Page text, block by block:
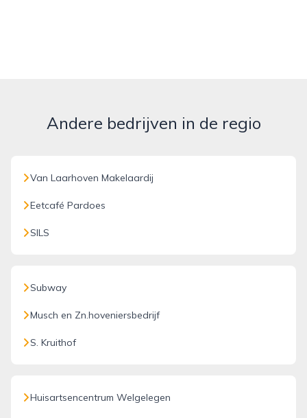
Andere bedrijven in de regio
Van Laarhoven Makelaardij
Eetcafé Pardoes
SILS
Subway
Musch en Zn.hoveniersbedrijf
S. Kruithof
Huisartsencentrum Welgelegen